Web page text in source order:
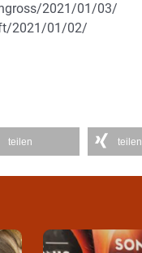
2021/01/03/
2021/01/02/
teilen teilen